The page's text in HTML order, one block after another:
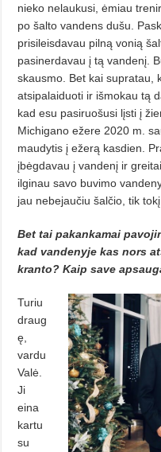
nieko nelaukusi, ėmiau
po šalto vandens dušu.
prisileisdavau pilną vonią
pasinerdavau į tą vandenį.
skausmo. Bet kai supratau,
atsipalaiduoti ir išmokau tą
kad esu pasiruošusi lįsti į
Michigano ežere 2020 m.
maudytis į ežerą kasdien.
įbėgdavau į vandenį ir
ilginau savo buvimo
jau nebejaučiu šalčio, tik
Bet tai pakankamai
kad vandenyje kas nors
kranto? Kaip save
Turiu
draug
ę,
vardu
Valė.
Ji
eina
kartu
su